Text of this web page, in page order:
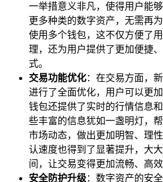
一举措意义非凡，使得用户能
更多种类的数字资产，无需再
使用多个钱包，这不仅方便了
理，还为用户提供了更加便捷
式。
交易功能优化：在交易方面，
进行了全面优化，用户可以更
钱包还提供了实时的行情信息
些丰富的信息犹如一盏明灯，
市场动态，做出更加明智、理
认速度也得到了显著提升，大
间，让交易变得更加流畅、高效
安全防护升级：数字资产的安